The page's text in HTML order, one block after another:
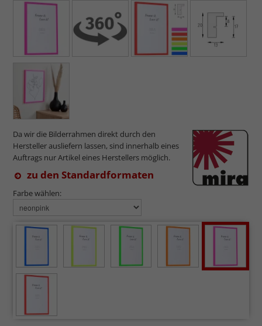
Da wir die Bilderrahmen direkt durch den
Hersteller ausliefern lassen, sind innerhalb eines
Auftrags nur Artikel eines Herstellers möglich.
zu den Standardformaten
Farbe wählen: